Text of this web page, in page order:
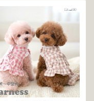
こいい クール シャツ 返品